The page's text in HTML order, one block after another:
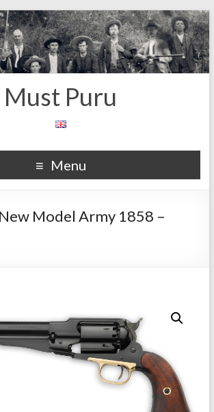
Must Puru
Menu
Model Army 1858 –